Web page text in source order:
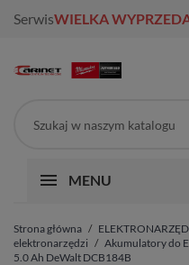
SerwisWIELKA
MENU
Strona główna
elektronarzędzi
Akumulatory do
5.0 Ah DeWalt DCB184B